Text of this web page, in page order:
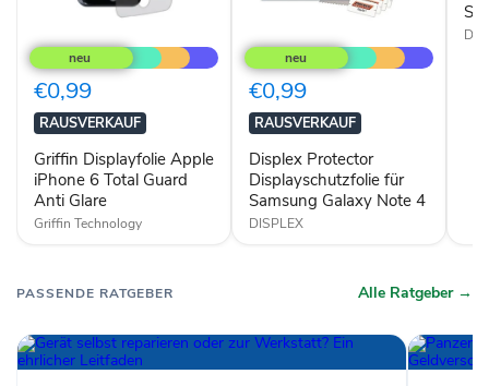
Displayfolie
Apple
iPhone
6
Total
Guard
Anti
Glare
€0,99
RAUSVERKAUF
Griffin Displayfolie Apple
iPhone 6 Total Guard
Anti Glare
Griffin Technology
Protector
Displayschutzfolie
für
Samsung
Galaxy
Note
4
€0,99
RAUSVERKAUF
Displex Protector
Displayschutzfolie für
Samsung Galaxy Note 4
DISPLEX
PASSENDE RATGEBER Alle Ratgeber →